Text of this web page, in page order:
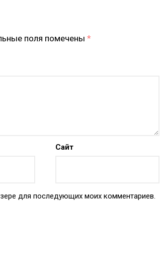
поля помечены *
Сайт
для последующих моих комментариев.